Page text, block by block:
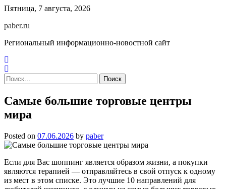
Skip
content
Пятница, 7 августа, 2026
paber.ru
Региональный информационно-новостной сайт
Найти:
Самые большие торговые центры
мира
Posted on 07.06.2026 by paber
Если для Вас шоппинг является образом жизни, а покупки
являются терапией — отправляйтесь в свой отпуск к одному
из мест в этом списке. Это лучшие 10 направлений для